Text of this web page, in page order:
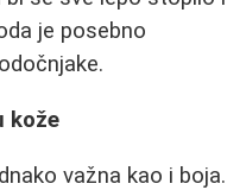
je posebno
kože
važna kao i boja.